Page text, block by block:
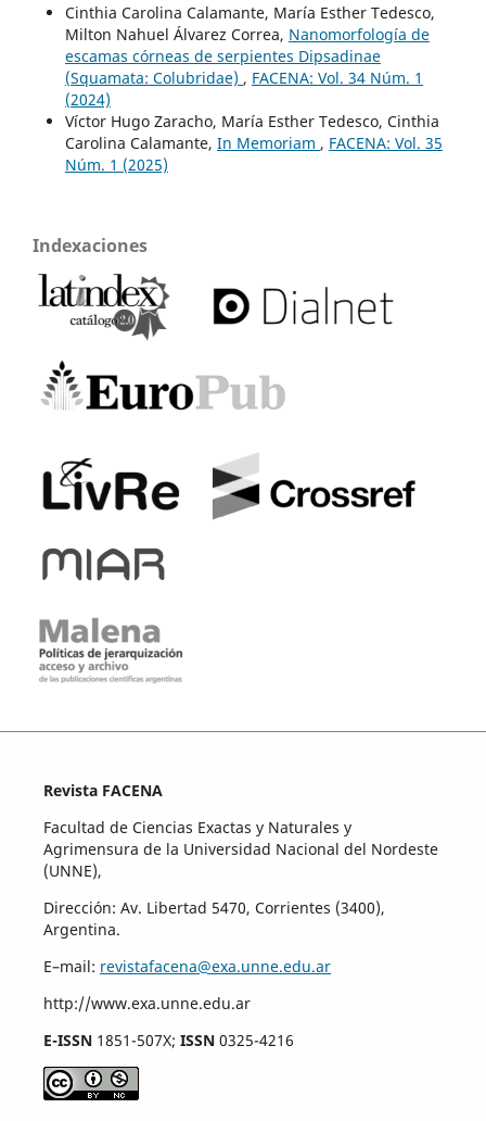
Cinthia Carolina Calamante, María Esther Tedesco,
Milton Nahuel Álvarez Correa, Nanomorfología de
escamas córneas de serpientes Dipsadinae
(Squamata: Colubridae) , FACENA: Vol. 34 Núm. 1
(2024)
Víctor Hugo Zaracho, María Esther Tedesco, Cinthia
Carolina Calamante, In Memoriam , FACENA: Vol. 35
Núm. 1 (2025)
Indexaciones
Revista FACENA
Facultad de Ciencias Exactas y Naturales y
Agrimensura de la Universidad Nacional del Nordeste
(UNNE),
Dirección: Av. Libertad 5470, Corrientes (3400),
Argentina.
E–mail: revistafacena@exa.unne.edu.ar
http://www.exa.unne.edu.ar
E-ISSN1851-507X; ISSN0325-4216